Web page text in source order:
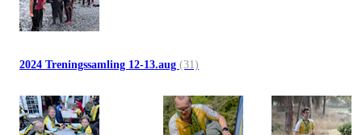
2024 Treningssamling 12-13.aug (31)